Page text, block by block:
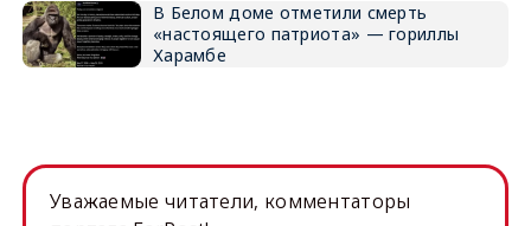
В Белом доме отметили смерть
«настоящего патриота» — гориллы
Харамбе
Уважаемые читатели, комментаторы